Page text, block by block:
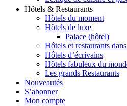
Hôtels & Restaurants
Hôtels du moment
Hôtels de luxe
Palace (hôtel)
Hôtels et restaurants
Hôtels d’écrivains
Hôtels fabuleux du
Les grands Restaurants
Nouveautés
S’abonner
Mon compte